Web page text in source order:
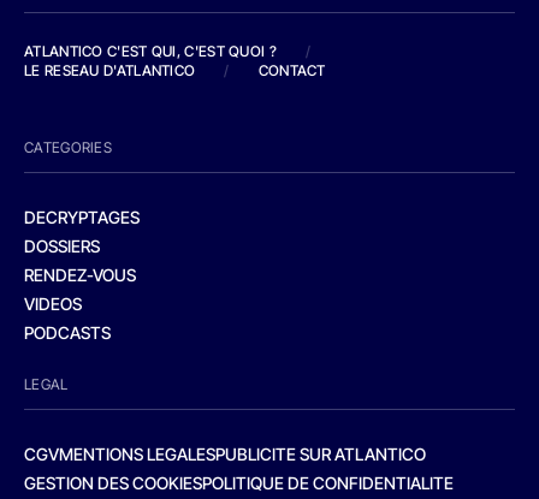
ATLANTICO C'EST QUI, C'EST QUOI ?
/
LE RESEAU D'ATLANTICO
/ CONTACT
CATEGORIES
DECRYPTAGES
DOSSIERS
RENDEZ-VOUS
VIDEOS
PODCASTS
LEGAL
CGVMENTIONS LEGALESPUBLICITE SUR ATLANTICO
GESTION DES COOKIESPOLITIQUE DE CONFIDENTIALITE